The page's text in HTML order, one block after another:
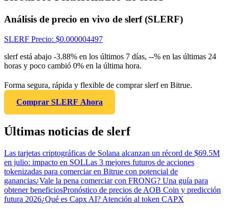
Análisis de precio en vivo de slerf (SLERF)
SLERF Precio: $0.000004497
slerf está abajo -3.88% en los últimos 7 días, --% en las últimas 24
horas y poco cambió 0% en la última hora.
Forma segura, rápida y flexible de comprar slerf en Bitrue.
Comprar SLERF Ahora
Últimas noticias de slerf
Las tarjetas criptográficas de Solana alcanzan un récord de $69.5M
en julio: impacto en SOLLas 3 mejores futuros de acciones
tokenizadas para comerciar en Bitrue con potencial de
ganancias¿Vale la pena comerciar con FRONG? Una guía para
obtener beneficiosPronóstico de precios de AOB Coin y predicción
futura 2026¿Qué es Capx AI? Atención al token CAPX